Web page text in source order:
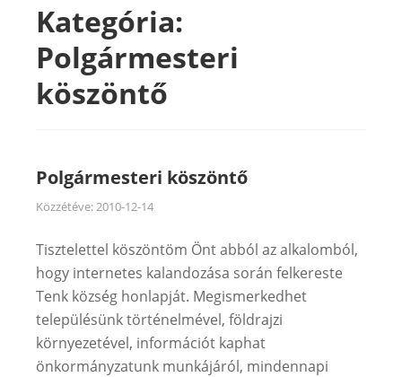
Kategória:
Polgármesteri
köszöntő
Polgármesteri köszöntő
Közzétéve:2010-12-14
Tisztelettel köszöntöm Önt abból az alkalomból,
hogy internetes kalandozása során felkereste
Tenk község honlapját. Megismerkedhet
településünk történelmével, földrajzi
környezetével, információt kaphat
önkormányzatunk munkájáról, mindennapi